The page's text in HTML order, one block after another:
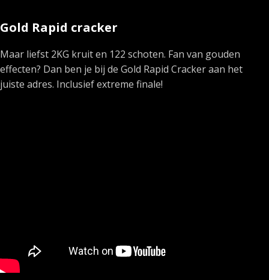
Gold Rapid cracker
Maar liefst 2KG kruit en 122 schoten. Fan van gouden
effecten? Dan ben je bij de Gold Rapid Cracker aan het
juiste adres. Inclusief extreme finale!